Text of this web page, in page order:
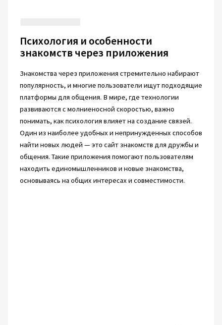
Психология и особенности
знакомств через приложения
Знакомства через приложения стремительно набирают
популярность, и многие пользователи ищут подходящие
платформы для общения. В мире, где технологии
развиваются с молниеносной скоростью, важно
понимать, как психология влияет на создание связей.
Один из наиболее удобных и непринужденных способов
найти новых людей — это сайт знакомств для дружбы и
общения. Такие приложения помогают пользователям
находить единомышленников и новые знакомства,
основываясь на общих интересах и совместимости.